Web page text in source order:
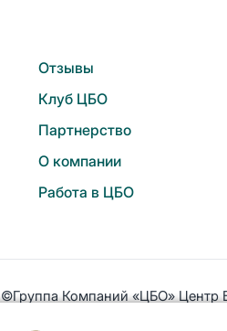
Отзывы
Клуб ЦБО
Партнерство
О компании
Работа в ЦБО
©Группа Компаний «ЦБО» Центр